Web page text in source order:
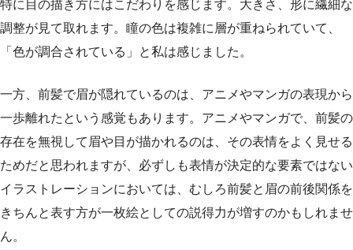
特に目の描き方にはこだわりを感じます。大きさ、形に繊細な
調整が見て取れます。瞳の色は複雑に層が重ねられていて、
「色が調合されている」と私は感じました。
一方、前髪で眉が隠れているのは、アニメやマンガの表現から
一歩離れたという感覚もあります。アニメやマンガで、前髪の
存在を無視して眉や目が描かれるのは、その表情をよく見せる
ためだと思われますが、必ずしも表情が決定的な要素ではない
イラストレーションにおいては、むしろ前髪と眉の前後関係を
きちんと表す方が一枚絵としての説得力が増すのかもしれませ
ん。